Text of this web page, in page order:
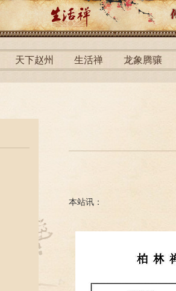
天下赵州 生活禅 龙象腾骧
本站讯：